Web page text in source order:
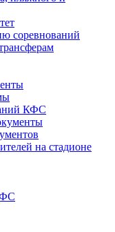
соревнований
КФС
на стадионе